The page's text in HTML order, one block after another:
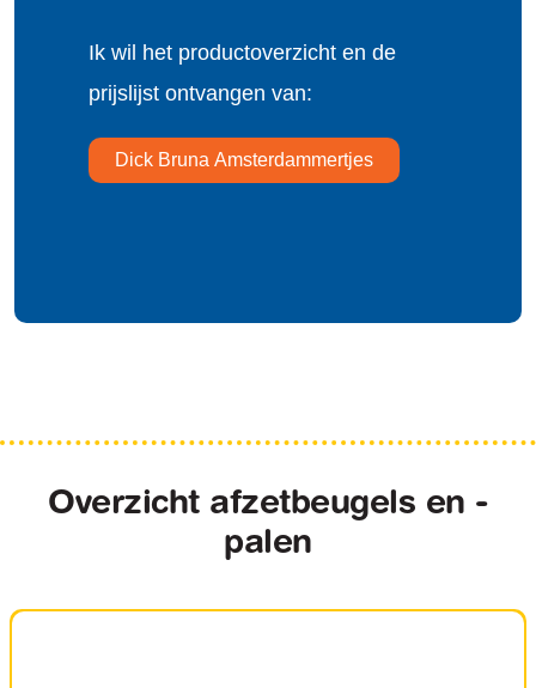
Ik wil het productoverzicht en de
prijslijst ontvangen van:
Dick Bruna Amsterdammertjes
Overzicht afzetbeugels en -
palen